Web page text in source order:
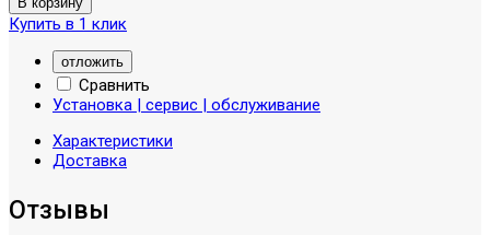
Купить в 1 клик
отложить
Сравнить
Установка | сервис | обслуживание
Характеристики
Доставка
Отзывы